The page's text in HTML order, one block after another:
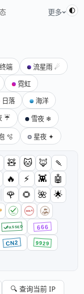
更多
终端 流星雨 ☄
霓虹
日落 海洋
☔ 雪夜 ❄
🫧 星夜 ✦
🧸 🐱 🦊
🍡
🔥 ⚡ 👾
🤖
🌹 🌻 🌺
🌟
YES
BOSS
Net
Coffee
PASSED 666
CN2 9929
🔍 查询当前 IP